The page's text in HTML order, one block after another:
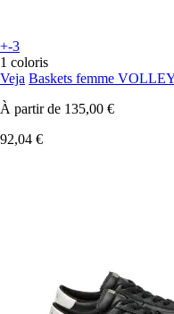
+-3
1 coloris
Veja Baskets femme
À partir de 135,00 €
92,04 €